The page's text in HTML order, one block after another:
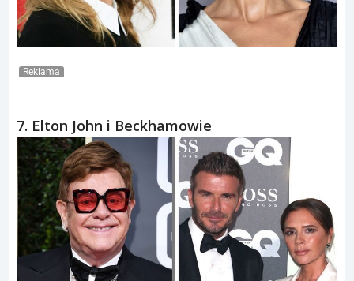
Reklama
7. Elton John i Beckhamowie